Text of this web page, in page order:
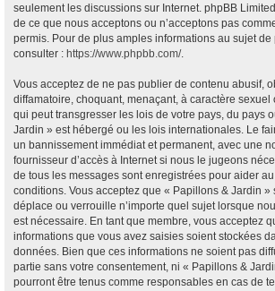
seulement les discussions sur Internet. phpBB
de ce que nous acceptons ou n’acceptons pas
permis. Pour de plus amples informations au sujet
consulter : https://www.phpbb.com/.
Vous acceptez de ne pas publier de contenu abusif,
diffamatoire, choquant, menaçant, à caractère sexuel
qui peut transgresser les lois de votre pays, du pays
Jardin » est hébergé ou les lois internationales. Le
un bannissement immédiat et permanent, avec une
fournisseur d’accès à Internet si nous le jugeons
de tous les messages sont enregistrées pour aider
conditions. Vous acceptez que « Papillons & Jardin »
déplace ou verrouille n’importe quel sujet lorsque
est nécessaire. En tant que membre, vous acceptez
informations que vous avez saisies soient stockées
données. Bien que ces informations ne soient pas
partie sans votre consentement, ni « Papillons &
pourront être tenus comme responsables en cas de